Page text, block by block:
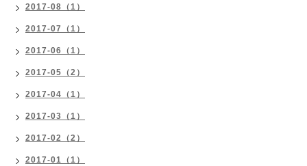
2017-08（1）
2017-07（1）
2017-06（1）
2017-05（2）
2017-04（1）
2017-03（1）
2017-02（2）
2017-01（1）